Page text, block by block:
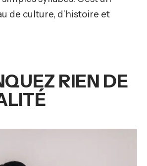
de culture, d’histoire et
RIEN DE